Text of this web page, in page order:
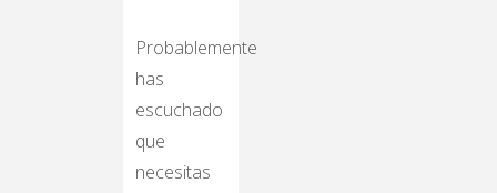
Probablemente
has
escuchado
que
necesitas